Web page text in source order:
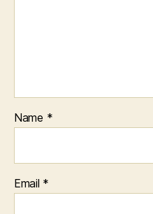
Name *
Email *